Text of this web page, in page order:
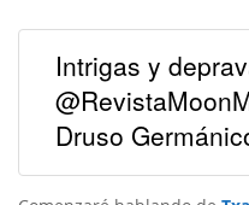
Intrigas y
Druso